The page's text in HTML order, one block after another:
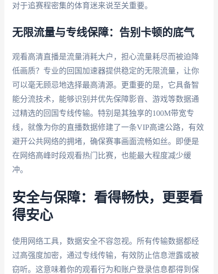
对于追赛程密集的体育迷来说至关重要。
无限流量与专线保障：告别卡顿的底气
观看高清直播是流量消耗大户，担心流量耗尽而被迫降
低画质？专业的回国加速器提供稳定的无限流量，让你
可以毫无顾忌地选择最高清源。更重要的是，它具备智
能分流技术，能够识别并优先保障影音、游戏等数据通
过精选的回国专线传输。特别是其独享的100M带宽专
线，就像为你的直播数据修建了一条VIP高速公路，有效
避开公共网络的拥堵，确保赛事画面流畅如丝。即便是
在网络高峰时段观看热门比赛，也能最大程度减少缓
冲。
安全与保障：看得畅快，更要看
得安心
使用网络工具，数据安全不容忽视。所有传输数据都经
过高强度加密，通过专线传输，有效防止信息泄露或被
窃听。这意味着你的观看行为和账户登录信息都得到保